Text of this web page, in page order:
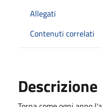
Allegati
Contenuti correlati
Descrizione